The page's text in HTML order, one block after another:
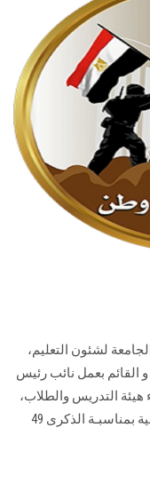
لشئون التعليم،
القائم بعمل نائب رئيس
التدريس والطلاب،
بخالص التهنئة إلي رئيس جمهورية مصر العربية بمناسبـة الذكرى 49